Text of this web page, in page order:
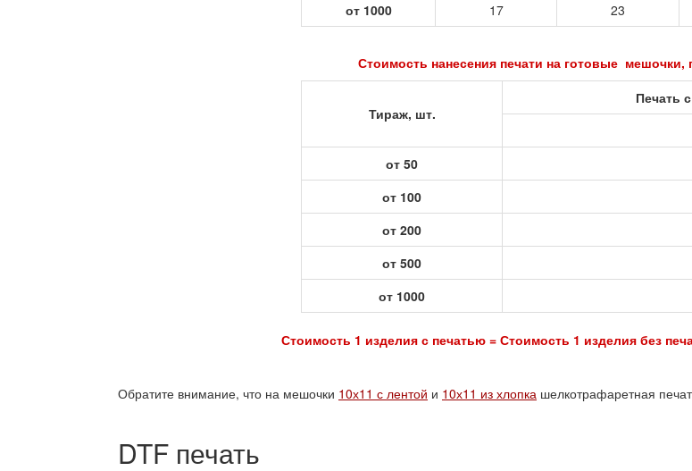
от 1000
17 23
Стоимость нанесения печати на готовые мешочки,
Тираж, шт.
Печать
от 50
от 100
от 200
от 500
от 1000
Стоимость 1 изделия с печатью = Стоимость 1 изделия без
Обратите внимание, что на мешочки 10х11 с лентой и 10х11 из хлопка шелкотрафаретная
DTF печать